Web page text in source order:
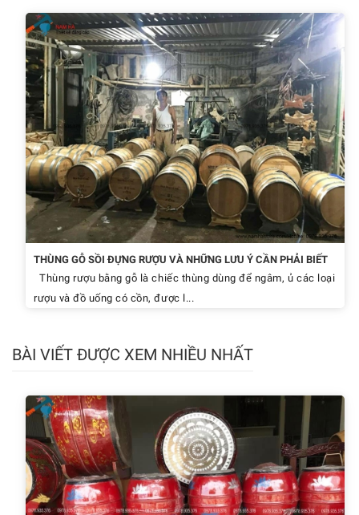
THÙNG GỖ SỒI ĐỰNG RƯỢU VÀ NHỮNG LƯU Ý CẦN PHẢI BIẾT
Thùng rượu bằng gỗ là chiếc thùng dùng để ngâm, ủ các loại
rượu và đồ uống có cồn, được l...
BÀI VIẾT ĐƯỢC XEM NHIỀU NHẤT